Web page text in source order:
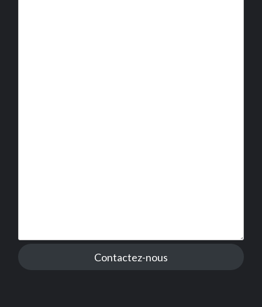
Contactez-nous